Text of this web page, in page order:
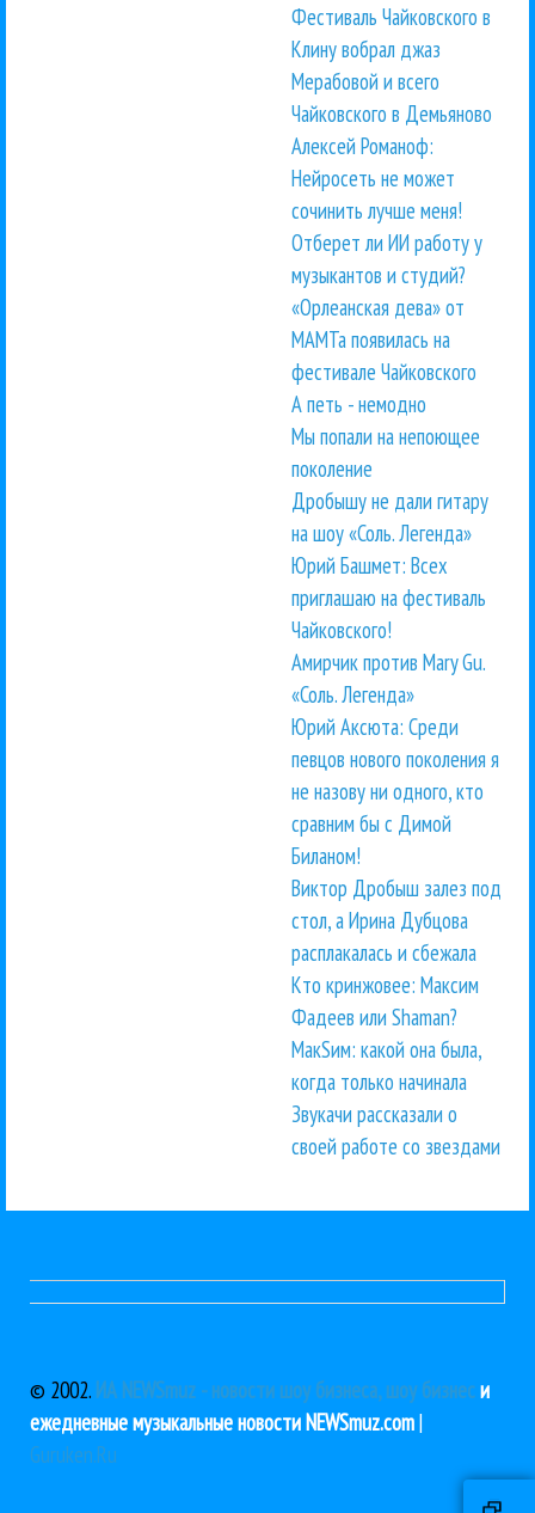
Фестиваль Чайковского в
Клину вобрал джаз
Мерабовой и всего
Чайковского в Демьяново
Алексей Романоф:
Нейросеть не может
сочинить лучше меня!
Отберет ли ИИ работу у
музыкантов и студий?
«Орлеанская дева» от
МАМТа появилась на
фестивале Чайковского
А петь - немодно
Мы попали на непоющее
поколение
Дробышу не дали гитару
на шоу «Соль. Легенда»
Юрий Башмет: Всех
приглашаю на фестиваль
Чайковского!
Амирчик против Mary Gu.
«Соль. Легенда»
Юрий Аксюта: Среди
певцов нового поколения я
не назову ни одного, кто
сравним бы с Димой
Биланом!
Виктор Дробыш залез под
стол, а Ирина Дубцова
расплакалась и сбежала
Кто кринжовее: Максим
Фадеев или Shaman?
МакSим: какой она была,
когда только начинала
Звукачи рассказали о
своей работе со звездами
© 2002. ИА NEWSmuz - новости шоу бизнеса, шоу бизнеси
ежедневные музыкальные новости NEWSmuz.com|
Guruken.Ru